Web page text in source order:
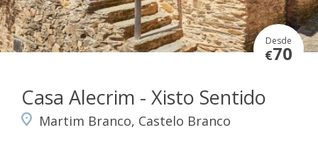
Desde
€70
Casa Alecrim - Xisto Sentido
Martim Branco, Castelo Branco